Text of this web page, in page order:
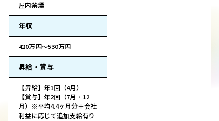
屋内禁煙
年収
420万円～530万円
昇給・賞与
【昇給】年1回（4月）
【賞与】年2回（7月・12
月）※平均4.4ヶ月分＋会社
利益に応じて追加支給有り